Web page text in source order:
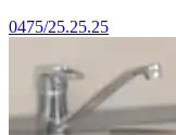
0475/25.25.25